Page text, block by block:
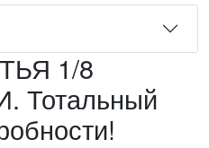
1/8